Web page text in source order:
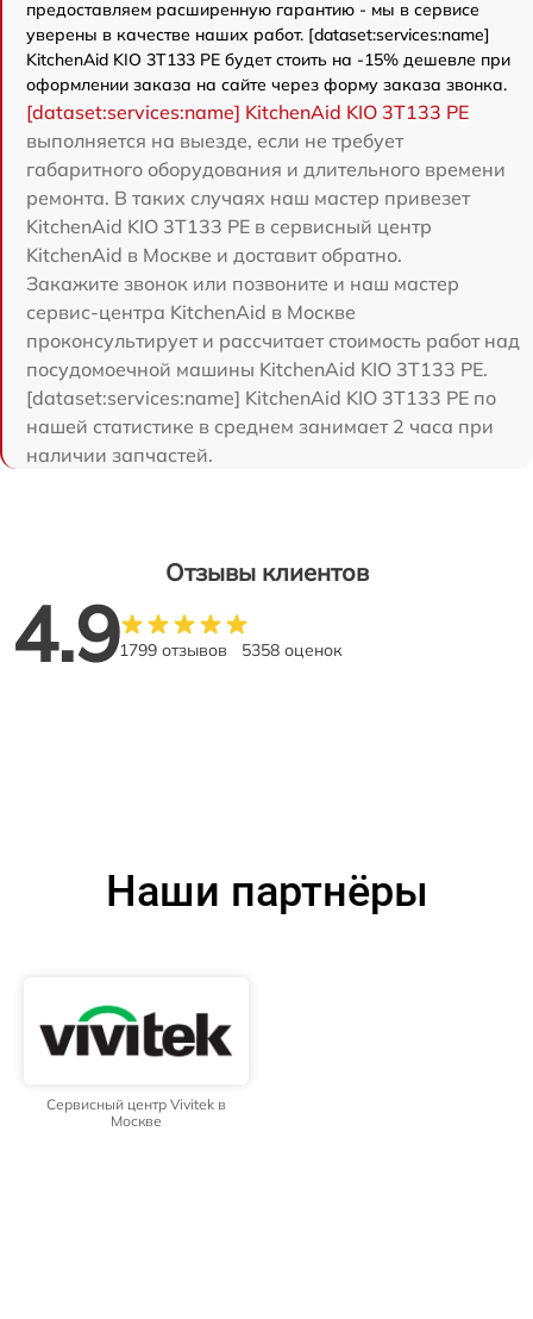
предоставляем расширенную гарантию - мы в сервисе
уверены в качестве наших работ. [dataset:services:name]
KitchenAid KIO 3T133 PE будет стоить на -15% дешевле при
оформлении заказа на сайте через форму заказа звонка.
[dataset:services:name] KitchenAid KIO 3T133 PE
выполняется на выезде, если не требует
габаритного оборудования и длительного времени
ремонта. В таких случаях наш мастер привезет
KitchenAid KIO 3T133 PE в сервисный центр
KitchenAid в Москве и доставит обратно.
Закажите звонок или позвоните и наш мастер
сервис-центра KitchenAid в Москве
проконсультирует и рассчитает стоимость работ над
посудомоечной машины KitchenAid KIO 3T133 PE.
[dataset:services:name] KitchenAid KIO 3T133 PE по
нашей статистике в среднем занимает 2 часа при
наличии запчастей.
Отзывы клиентов
4.91799 отзывов 5358 оценок
Наши партнёры
Сервисный центр Vivitek в
Москве